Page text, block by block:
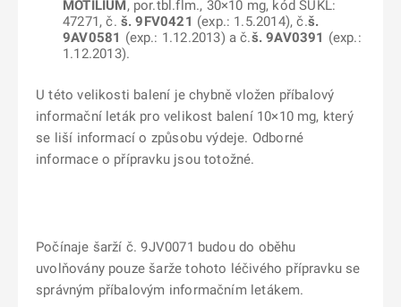
MOTILIUM, por.tbl.flm., 30×10 mg, kód SÚKL:
47271, č. š. 9FV0421 (exp.: 1.5.2014), č.š.
9AV0581 (exp.: 1.12.2013) a č.š. 9AV0391 (exp.:
1.12.2013).
U této velikosti balení je chybně vložen příbalový
informační leták pro velikost balení 10×10 mg, který
se liší informací o způsobu výdeje. Odborné
informace o přípravku jsou totožné.
Počínaje šarží č. 9JV0071 budou do oběhu
uvolňovány pouze šarže tohoto léčivého přípravku se
správným příbalovým informačním letákem.